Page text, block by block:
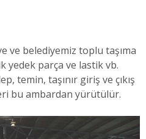
ve belediyemiz toplu taşıma
yedek parça ve lastik vb.
temin, taşınır giriş ve çıkış
bu ambardan yürütülür.